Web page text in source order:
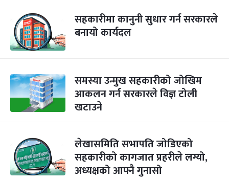
सहकारीमा कानुनी सुधार गर्न सरकारले
बनायो कार्यदल
समस्या उन्मुख सहकारीको जोखिम
आकलन गर्न सरकारले विज्ञ टोली
खटाउने
लेखासमिति सभापति जोडिएको
सहकारीको कागजात प्रहरीले लग्यो,
अध्यक्षको आफ्नै गुनासो